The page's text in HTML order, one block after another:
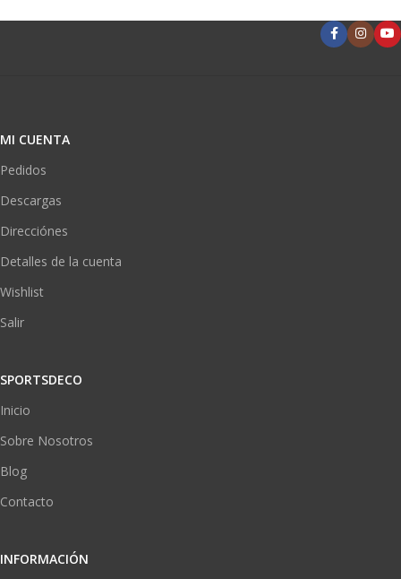
MI CUENTA
Pedidos
Descargas
Direcciónes
Detalles de la cuenta
Wishlist
Salir
SPORTSDECO
Inicio
Sobre Nosotros
Blog
Contacto
INFORMACIÓN